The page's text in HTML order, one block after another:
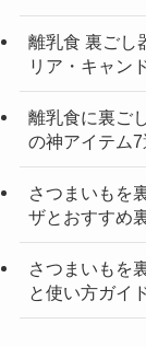
離乳食 裏ごし
リア・キャン
離乳食に裏ご
の神アイテム
さつまいもを
ザとおすすめ
さつまいもを
と使い方ガイ